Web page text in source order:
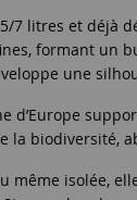
7 litres et déjà
formant un
une
d’Europe
la biodiversité,
même isolée,